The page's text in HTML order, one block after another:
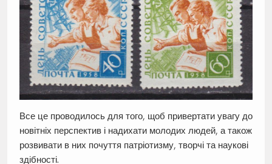
Все це проводилось для того, щоб привертати увагу до
новітніх перспектив і надихати молодих людей, а також
розвивати в них почуття патріотизму, творчі та наукові
здібності.